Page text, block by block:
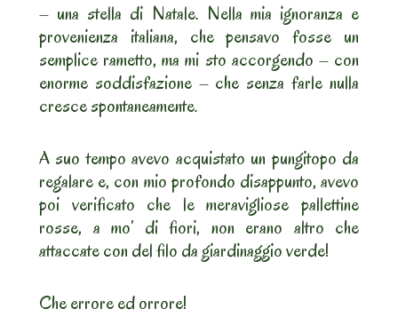
– una stella di Natale. Nella mia ignoranza e
provenienza italiana, che pensavo fosse un
semplice rametto, ma mi sto accorgendo – con
enorme soddisfazione – che senza farle nulla
cresce spontaneamente.
A suo tempo avevo acquistato un pungitopo da
regalare e, con mio profondo disappunto, avevo
poi verificato che le meravigliose pallettine
rosse, a mo’ di fiori, non erano altro che
attaccate con del filo da giardinaggio verde!
Che errore ed orrore!